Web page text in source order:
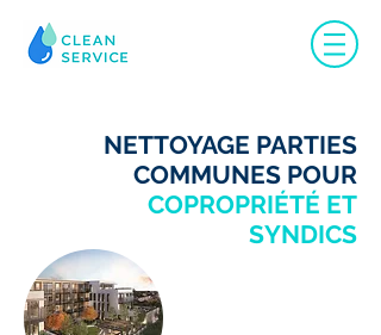
NETTOYAGE PARTIES
COMMUNES POUR
COPROPRIÉTÉ ET
SYNDICS